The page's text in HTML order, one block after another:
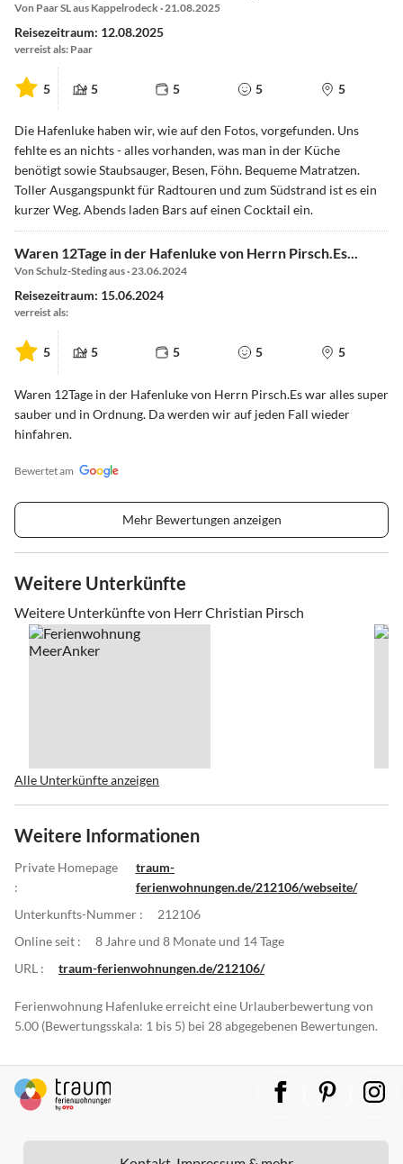
Von Paar SL aus Kappelrodeck · 21.08.2025
Reisezeitraum: 12.08.2025
verreist als: Paar
5 5 5 5 5
Die Hafenluke haben wir, wie auf den Fotos, vorgefunden. Uns
fehlte es an nichts - alles vorhanden, was man in der Küche
benötigt sowie Staubsauger, Besen, Föhn. Bequeme Matratzen.
Toller Ausgangspunkt für Radtouren und zum Südstrand ist es ein
kurzer Weg. Abends laden Bars auf einen Cocktail ein.
Waren 12Tage in der Hafenluke von Herrn Pirsch.Es...
Von Schulz-Steding aus · 23.06.2024
Reisezeitraum: 15.06.2024
verreist als:
5 5 5 5 5
Waren 12Tage in der Hafenluke von Herrn Pirsch.Es war alles super
sauber und in Ordnung. Da werden wir auf jeden Fall wieder
hinfahren.
Bewertet am
Mehr Bewertungen anzeigen
Weitere Unterkünfte
Weitere Unterkünfte von Herr Christian Pirsch
Alle Unterkünfte anzeigen
Weitere Informationen
Private Homepage
:
traum-
ferienwohnungen.de/212106/webseite/
Unterkunfts-Nummer :
212106
Online seit :
8 Jahre und 8 Monate und 14 Tage
URL :
traum-ferienwohnungen.de/212106/
Ferienwohnung Hafenluke erreicht eine Urlauberbewertung von
5.00 (Bewertungsskala: 1 bis 5) bei 28 abgegebenen Bewertungen.